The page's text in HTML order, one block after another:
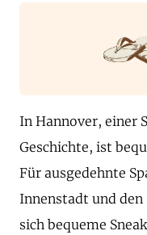
In Hannover, einer
Geschichte, ist
Für ausgedehnte
Innenstadt und den
sich bequeme